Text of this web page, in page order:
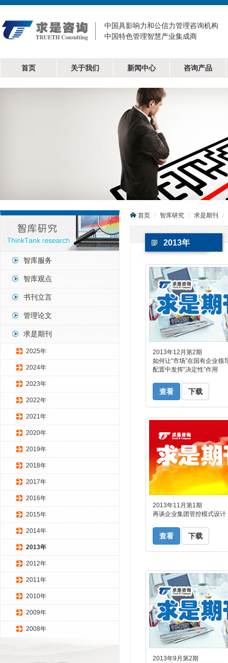
中国具影响力和公信力管理咨询机构
中国特色管理智慧产业集成商
首页 关于我们 新闻中心 咨询产品
智库服务
智库观点
书刊立言
管理论文
求是期刊
2025年
2024年
2023年
2022年
2021年
2020年
2019年
2018年
2017年
2016年
2015年
2014年
2013年
2012年
2011年
2010年
2009年
2008年
首页 智库研究 求是期刊
2013年
2013年12月第2期
如何让“市场”在国有企业领
配置中发挥“决定性”作用
查看 下载
2013年11月第1期
再谈企业集团管控模式设计
查看 下载
2013年9月第2期